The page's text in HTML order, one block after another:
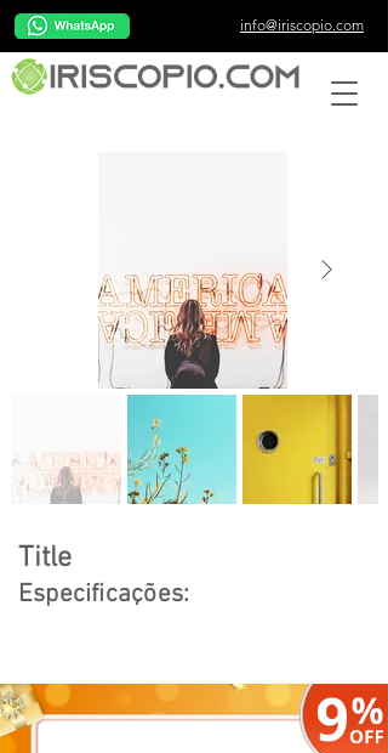
info@iriscopio.com
Title
Especificações: